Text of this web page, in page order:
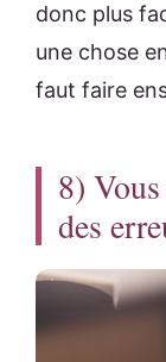
donc plus
une chose
faut faire
8)
des